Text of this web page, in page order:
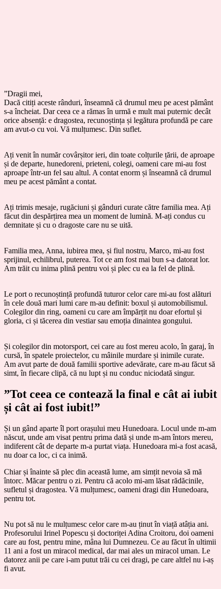
”Dragii mei,
Dacă citiți aceste rânduri, înseamnă că drumul meu pe acest pământ
s-a încheiat. Dar ceea ce a rămas în urmă e mult mai puternic decât
orice absență: e dragostea, recunoștința și legătura profundă pe care
am avut-o cu voi. Vă mulțumesc. Din suflet.
Ați venit în număr covârșitor ieri, din toate colțurile țării, de aproape
și de departe, hunedoreni, prieteni, colegi, oameni care mi-au fost
aproape într-un fel sau altul. A contat enorm și înseamnă că drumul
meu pe acest pământ a contat.
Ați trimis mesaje, rugăciuni și gânduri curate către familia mea. Ați
făcut din despărțirea mea un moment de lumină. M-ați condus cu
demnitate și cu o dragoste care nu se uită.
Familia mea, Anna, iubirea mea, și fiul nostru, Marco, mi-au fost
sprijinul, echilibrul, puterea. Tot ce am fost mai bun s-a datorat lor.
Am trăit cu inima plină pentru voi și plec cu ea la fel de plină.
Le port o recunoștință profundă tuturor celor care mi-au fost alături
în cele două mari lumi care m-au definit: boxul și automobilismul.
Colegilor din ring, oameni cu care am împărțit nu doar efortul și
gloria, ci și tăcerea din vestiar sau emoția dinaintea gongului.
Și colegilor din motorsport, cei care au fost mereu acolo, în garaj, în
cursă, în spatele proiectelor, cu mâinile murdare și inimile curate.
Am avut parte de două familii sportive adevărate, care m-au făcut să
simt, în fiecare clipă, că nu lupt și nu conduc niciodată singur.
”Tot ceea ce contează la final e cât ai iubit
și cât ai fost iubit!”
Și un gând aparte îl port orașului meu Hunedoara. Locul unde m-am
născut, unde am visat pentru prima dată și unde m-am întors mereu,
indiferent cât de departe m-a purtat viața. Hunedoara mi-a fost acasă,
nu doar ca loc, ci ca inimă.
Chiar și înainte să plec din această lume, am simțit nevoia să mă
întorc. Măcar pentru o zi. Pentru că acolo mi-am lăsat rădăcinile,
sufletul și dragostea. Vă mulțumesc, oameni dragi din Hunedoara,
pentru tot.
Nu pot să nu le mulțumesc celor care m-au ținut în viață atâția ani.
Profesorului Irinel Popescu și doctoriței Adina Croitoru, doi oameni
care au fost, pentru mine, mâna lui Dumnezeu. Ce au făcut în ultimii
11 ani a fost un miracol medical, dar mai ales un miracol uman. Le
datorez anii pe care i-am putut trăi cu cei dragi, pe care altfel nu i-aș
fi avut.